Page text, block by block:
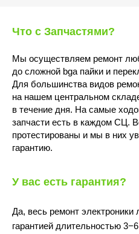
Что с Запчастями?
Мы осуществляем ремонт
до сложной bga пайки и
Для большинства видов
на нашем центральном
в течение дня. На самые
запчасти есть в каждом СЦ.
протестированы и мы в них
гарантию.
У вас есть гарантия?
Да, весь ремонт
гарантией длительностью